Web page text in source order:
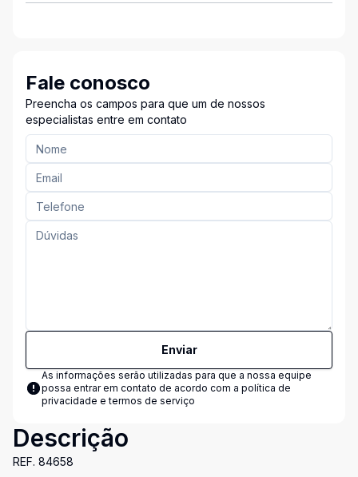
Fale conosco
Preencha os campos para que um de nossos
especialistas entre em contato
Enviar
As informações serão utilizadas para que a nossa equipe
possa entrar em contato de acordo com a política de
privacidade e termos de serviço
Descrição
REF. 84658